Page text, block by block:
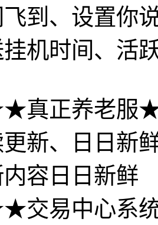
飞到、设置你
挂机时间、活
真正养老
新、日日新
容日日新鲜
易中心系